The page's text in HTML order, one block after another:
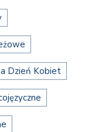
Dzień Kobiet